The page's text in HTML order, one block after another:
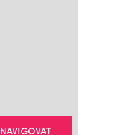
NAVIGOVAT